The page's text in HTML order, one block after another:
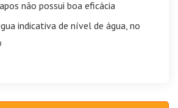
não possui boa eficácia
indicativa de nível de água, no